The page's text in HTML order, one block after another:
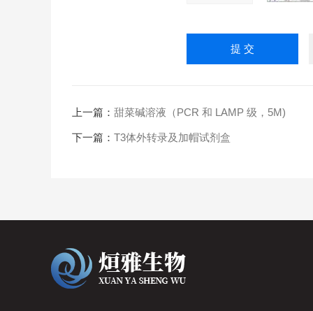
上一篇： 甜菜碱溶液（PCR 和 LAMP 级，5M)
下一篇： T3体外转录及加帽试剂盒